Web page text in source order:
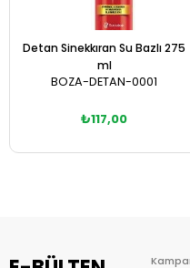
Detan Sinekkıran Su Bazlı 275
ml
BOZA-DETAN-0001
₺117,00